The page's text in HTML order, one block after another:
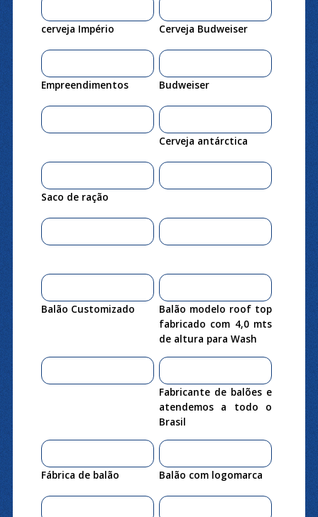
cerveja Império Cerveja Budweiser
Empreendimentos Budweiser
Cerveja antárctica
Saco de ração
Balão Customizado
Balão modelo roof top
fabricado com 4,0 mts
de altura para Wash
Fabricante de balões e
atendemos a todo o
Brasil
Fábrica de balão Balão com logomarca